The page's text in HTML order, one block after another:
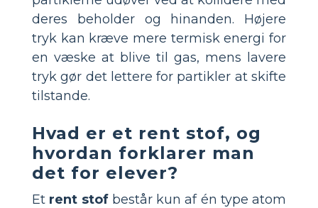
deres beholder og hinanden. Højere
tryk kan kræve mere termisk energi for
en væske at blive til gas, mens lavere
tryk gør det lettere for partikler at skifte
tilstande.
Hvad er et rent stof, og
hvordan forklarer man
det for elever?
Et rent stofbestår kun af én type atom